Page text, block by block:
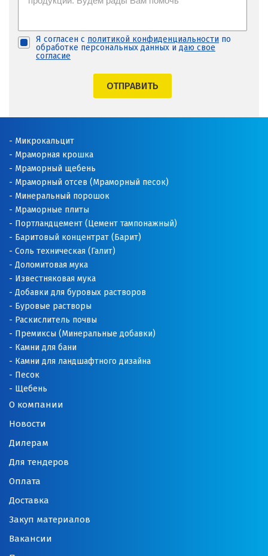
Я согласен с политикой конфиденциальности по
обработке персональных данных и даю свое
согласие
ОТПРАВИТЬ
О компании
Новости
Дилерам
Для тендеров
Оплата
Доставка
Закуп материалов
Вакансии
Микрокальцит
Мраморная крошка
Мраморный щебень
Мраморный отсев (Мраморный песок)
Минеральный порошок
Мраморные плиты
Портландцемент (Цемент тампонажный)
Баритовый концентрат (Барит)
Соль техническая (Галит)
Доломитовая мука
Известняковая мука
Добавки для буровых растворов
Буровые растворы
Раскислитель почвы
Премиксы (Минеральные добавки)
Камни для бани
Камни для ландшафтного дизайна
Песок
Щебень